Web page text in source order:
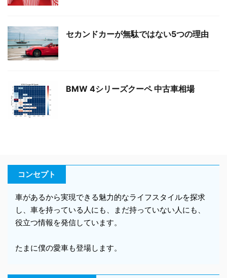
セカンドカーが無駄ではない5つの理由
BMW 4シリーズクーペ 中古車相場
コンセプト
車があるから実現できる魅力的なライフスタイルを探求
し、車を持っている人にも、まだ持っていない人にも、
役立つ情報を発信しています。
たまに僕の愛車も登場します。